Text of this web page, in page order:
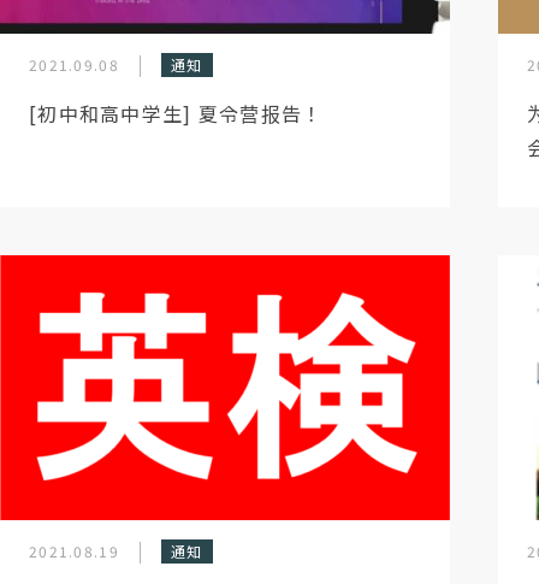
2021.09.08 通知
[初中和高中学生] 夏令营报告！
2021.08.19 通知